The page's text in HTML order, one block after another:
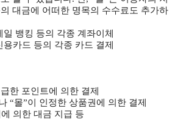
대금에 어떠한 명목의 수수료도 추가하
뱅킹 등의 각종 계좌이체
카드 등의 각종 카드 결제
한 포인트에 의한 결제
“몰”이 인정한 상품권에 의한 결제
의한 대금 지급 등